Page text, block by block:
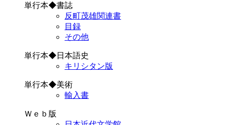
単行本◆書誌
反町茂雄関連書
目録
その他
単行本◆日本語史
キリシタン版
単行本◆美術
輸入書
Ｗｅｂ版